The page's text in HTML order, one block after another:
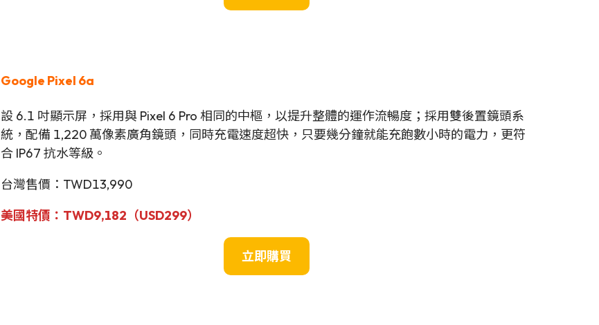
Google Pixel 6a
設 6.1 吋顯示屏，採用與 Pixel 6 Pro 相同的中樞，以提升整體的運作流暢度；採用雙後置鏡頭系
統，配備 1,220 萬像素廣角鏡頭，同時充電速度超快，只要幾分鐘就能充飽數小時的電力，更符
合 IP67 抗水等級。
台灣售價：TWD13,990
美國特價： TWD9,182 （USD299）
立即購買